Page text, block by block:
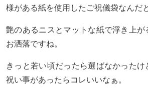
様がある紙を使用したご祝儀袋なんだ
艶のあるニスとマットな紙で浮き上が
お洒落ですね。
きっと若い頃だったら選ばなかった
祝い事があったらコレいいなぁ。